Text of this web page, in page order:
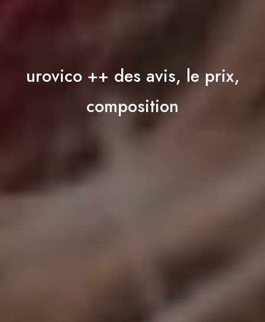
urovico ++ des avis, le prix,
composition